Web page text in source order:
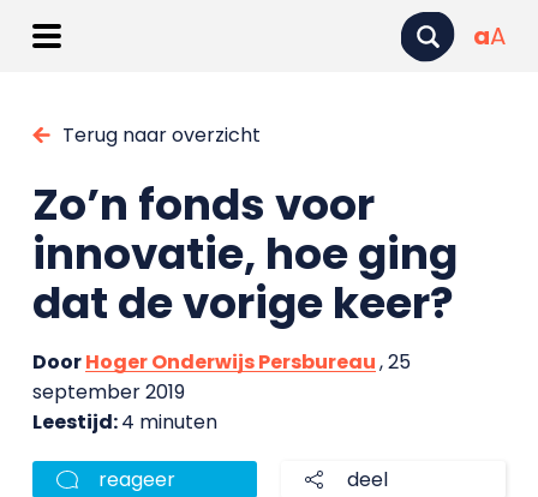
aA
Terug naar overzicht
Zo’n fonds voor
innovatie, hoe ging
dat de vorige keer?
DoorHoger Onderwijs Persbureau, 25
september 2019
Leestijd:4 minuten
reageer deel